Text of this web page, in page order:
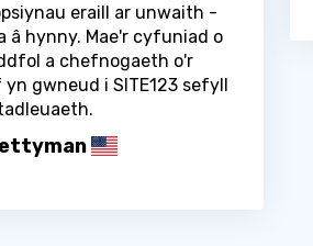
eraill ar unwaith -
â hynny. Mae'r cyfuniad o
a chefnogaeth o'r
gwneud i SITE123 sefyll